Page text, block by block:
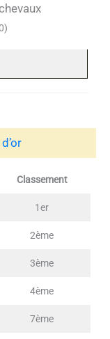
Classement
1er
2ème
3ème
4ème
7ème